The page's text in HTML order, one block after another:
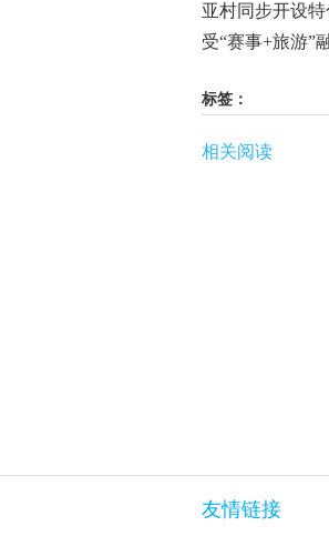
亚村同步开设
受“赛事+旅游”
标签：
相关阅读
友情链接